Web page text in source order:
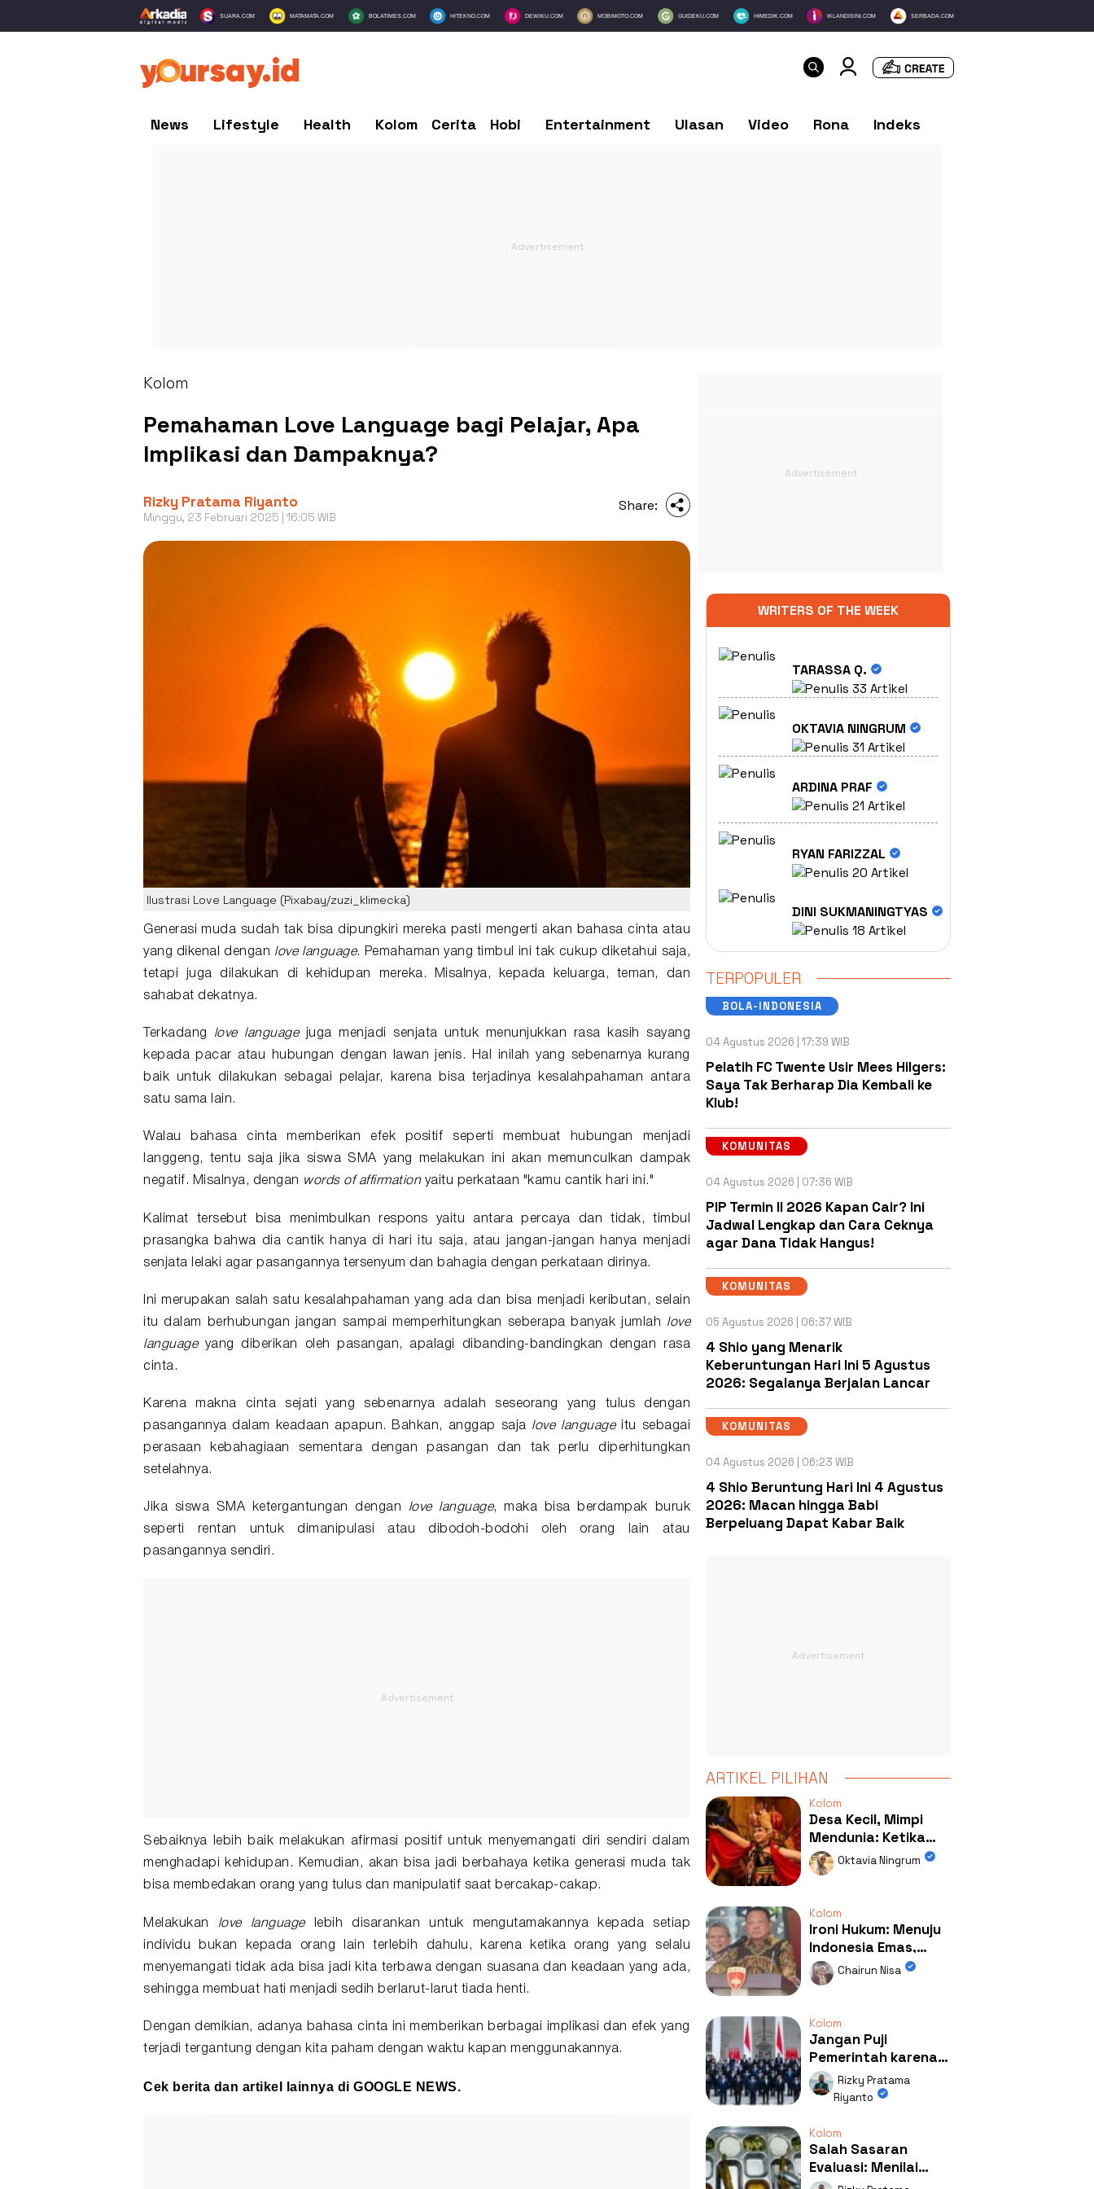
SUARA.COM MATAMATA.COM BOLATIMES.COM HITEKNO.COM DEWIKU.COM MOBIMOTO.COM GUIDEKU.COM HIMEDIK.COM IKLANDISINI.COM SERBADA.COM
News Lifestyle Health Kolom Cerita Hobi Entertainment Ulasan Video Rona Indeks
Kolom
Pemahaman Love Language bagi Pelajar, Apa
Implikasi dan Dampaknya?
Rizky Pratama Riyanto
Minggu, 23 Februari 2025 | 16:05 WIB
Share:
Ilustrasi Love Language (Pixabay/zuzi_klimecka)
Generasi muda sudah tak bisa dipungkiri mereka pasti mengerti akan bahasa cinta atau
yang dikenal dengan love language. Pemahaman yang timbul ini tak cukup diketahui saja,
tetapi juga dilakukan di kehidupan mereka. Misalnya, kepada keluarga, teman, dan
sahabat dekatnya.
Terkadang love language
juga menjadi senjata untuk menunjukkan rasa kasih sayang
kepada pacar atau hubungan dengan lawan jenis. Hal inilah yang sebenarnya kurang
baik untuk dilakukan sebagai pelajar, karena bisa terjadinya kesalahpahaman antara
satu sama lain.
Walau bahasa cinta memberikan efek positif seperti membuat hubungan menjadi
langgeng, tentu saja jika
siswa SMA yang melakukan ini akan memunculkan dampak
negatif. Misalnya, dengan words of affirmationyaitu perkataan "kamu cantik hari ini."
Kalimat tersebut bisa menimbulkan respons yaitu antara percaya dan tidak, timbul
prasangka bahwa dia cantik hanya di hari itu saja, atau jangan-jangan hanya menjadi
senjata lelaki agar pasangannya tersenyum dan bahagia dengan perkataan dirinya.
Ini merupakan salah satu kesalahpahaman yang ada dan bisa menjadi keributan, selain
itu dalam berhubungan jangan sampai memperhitungkan seberapa banyak jumlah love
language yang diberikan oleh pasangan, apalagi dibanding-bandingkan dengan rasa
cinta.
Karena makna cinta sejati yang sebenarnya adalah seseorang yang tulus dengan
pasangannya dalam keadaan apapun. Bahkan, anggap saja love language
itu sebagai
perasaan kebahagiaan sementara dengan pasangan dan tak perlu diperhitungkan
setelahnya.
Jika siswa SMA ketergantungan dengan love language, maka bisa berdampak buruk
seperti rentan untuk dimanipulasi atau dibodoh-bodohi oleh orang lain atau
pasangannya sendiri.
Sebaiknya lebih baik melakukan afirmasi positif untuk menyemangati diri sendiri dalam
menghadapi kehidupan. Kemudian, akan bisa jadi berbahaya ketika generasi muda tak
bisa membedakan orang yang tulus dan manipulatif saat bercakap-cakap.
Melakukan love languagelebih disarankan untuk mengutamakannya kepada setiap
individu bukan kepada orang lain terlebih dahulu, karena ketika orang yang selalu
menyemangati tidak ada bisa jadi kita terbawa dengan suasana dan keadaan yang ada,
sehingga membuat hati menjadi sedih berlarut-larut tiada henti.
Dengan demikian, adanya bahasa cinta ini memberikan berbagai implikasi dan efek yang
terjadi tergantung dengan kita paham dengan waktu kapan menggunakannya.
Cek berita dan artikel lainnya di GOOGLE NEWS.
WRITERS OF THE WEEK
TARASSA Q.
33 Artikel
OKTAVIA NINGRUM
31 Artikel
ARDINA PRAF
21 Artikel
RYAN FARIZZAL
20 Artikel
DINI SUKMANINGTYAS
18 Artikel
TERPOPULER
BOLA-INDONESIA
04 Agustus 2026 | 17:39 WIB
Pelatih FC Twente Usir Mees Hilgers:
Saya Tak Berharap Dia Kembali ke
Klub!
KOMUNITAS
04 Agustus 2026 | 07:36 WIB
PIP Termin II 2026 Kapan Cair? Ini
Jadwal Lengkap dan Cara Ceknya
agar Dana Tidak Hangus!
KOMUNITAS
05 Agustus 2026 | 06:37 WIB
4 Shio yang Menarik
Keberuntungan Hari Ini 5 Agustus
2026: Segalanya Berjalan Lancar
KOMUNITAS
04 Agustus 2026 | 06:23 WIB
4 Shio Beruntung Hari Ini 4 Agustus
2026: Macan hingga Babi
Berpeluang Dapat Kabar Baik
ARTIKEL PILIHAN
Kolom
Desa Kecil, Mimpi
Mendunia: Ketika
Kolaborasi
Mengubah Wajah
Oktavia Ningrum
Kolom
Ironi Hukum: Menuju
Indonesia Emas,
Ternyata Emasnya
Ada di Rumah Febrie!
Chairun Nisa
Kolom
Jangan Puji
Pemerintah karena
Kerja: Mengapa
Publik Begitu Mudah
Rizky Pratama
Riyanto
Kolom
Salah Sasaran
Evaluasi: Menilai
Program MBG Lewat